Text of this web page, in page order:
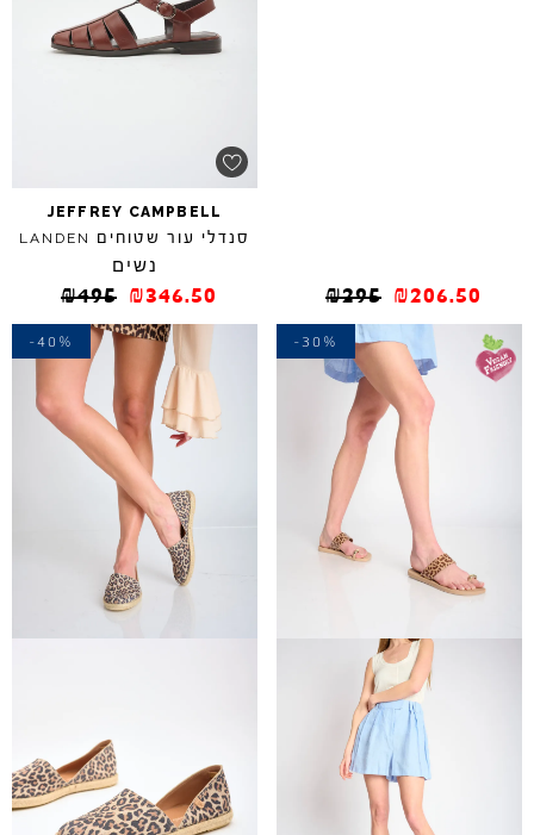
₪295 ₪206.50
JEFFREY CAMPBELL
סנדלי עור שטוחים LANDEN
נשים
₪495 ₪346.50
-30%
-40%